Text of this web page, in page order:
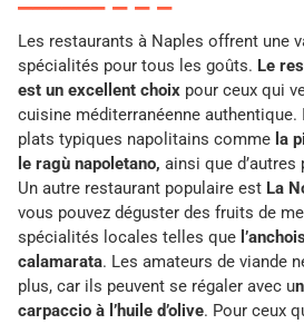
Les restaurants à Naples offrent une
spécialités pour tous les goûts. Le
est un excellent choix pour ceux qui
cuisine méditerranéenne authentique.
plats typiques napolitains comme la
le ragù napoletano, ainsi que
Un autre restaurant populaire est La
vous pouvez déguster des fruits de
spécialités locales telles que
calamarata. Les amateurs de viande
plus, car ils peuvent se régaler avec u
carpaccio à l’huile d’olive. Pour ceux